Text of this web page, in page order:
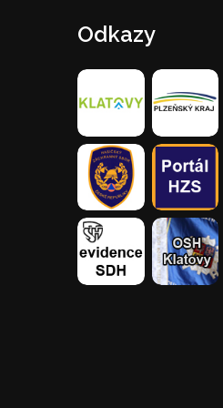
Odkazy